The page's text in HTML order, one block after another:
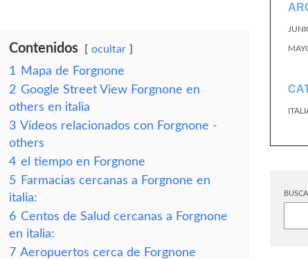
Contenidos ocultar
1
Mapa de Forgnone
2 Google Street View Forgnone en
others en italia
3 Vídeos relacionados con Forgnone -
others
4 el tiempo en Forgnone
5 Farmacias cercanas a Forgnone en
italia:
6 Centos de Salud cercanas a Forgnone
en italia:
7 Aeropuertos cerca de Forgnone